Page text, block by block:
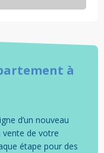
à
d’un nouveau
vente de votre
étape pour des